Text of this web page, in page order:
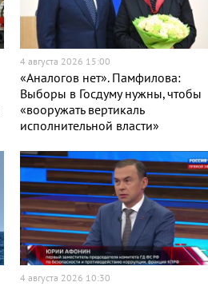
4 августа 2026 15:00
«Аналогов нет». Памфилова:
Выборы в Госдуму нужны, чтобы
«вооружать вертикаль
исполнительной власти»
4 августа 2026 10:30